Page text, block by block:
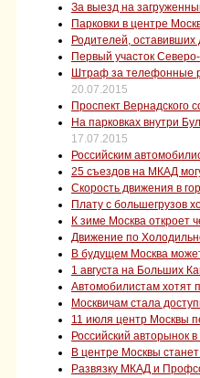
За выезд на
Парковки в центре
Родителей,
Первый участок
Штраф за телефонные
20.07.2015
Проспект Вернадского
На парковках внутри
17.07.2015
Российским
25 съездов на МКАД
Скорость движения в
Плату с большегрузов
К зиме Москва откроет
Движение по
В будущем Москва
1 августа на Больших
Автомобилистам хотят
Москвичам стала
11 июля центр Москвы
Российский авторынок
В центре Москвы
Развязку МКАД и